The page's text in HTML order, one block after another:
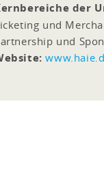
der
und
und